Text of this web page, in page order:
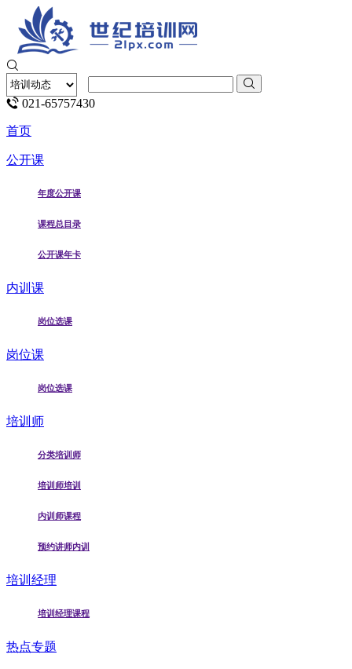
021-65757430
首页
公开课
年度公开课
课程总目录
公开课年卡
内训课
岗位选课
岗位课
岗位选课
培训师
分类培训师
培训师培训
内训师课程
预约讲师内训
培训经理
培训经理课程
热点专题